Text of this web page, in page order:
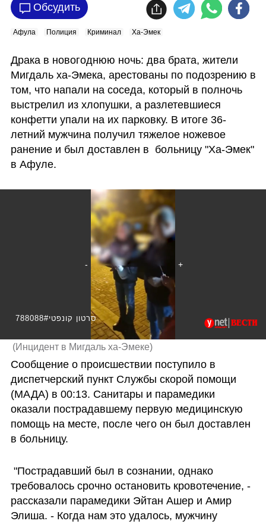
Обсудить
Афула Полиция Криминал Ха-Эмек
Драка в новогоднюю ночь: два брата, жители
Мигдаль ха-Эмека, арестованы по подозрению в
том, что напали на соседа, который в полночь
выстрелил из хлопушки, а разлетевшиеся
конфетти упали на их парковку. В итоге 36-
летний мужчина получил тяжелое ножевое
ранение и был доставлен в  больницу "Ха-Эмек"
в Афуле.
788088#סרטון קונפטי
(Инцидент в Мигдаль ха-Эмеке)
Сообщение о происшествии поступило в
диспетчерский пункт Службы скорой помощи
(МАДА) в 00:13. Санитары и парамедики
оказали пострадавшему первую медицинскую
помощь на месте, после чего он был доставлен
в больницу.
требовалось срочно остановить кровотечение, -
рассказали парамедики Эйтан Ашер и Амир
Элиша. - Когда нам это удалось, мужчину